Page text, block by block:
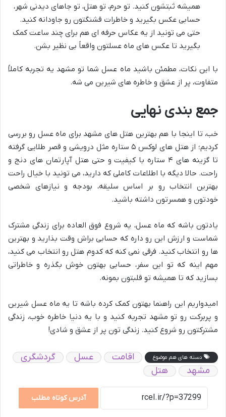
همیشه ثبتشون کنید. تو حرم، تو هتل، تو جاهای دیدنی شهر،
حسابی عکس بگیرید و خاطرات قشنگتون رو جاودانه کنید.
حتی می تونید از یه عکاس حرفه ای هم برای چند ساعت کمک
بگیرید تا عکس های ماه عسلتون واقعاً بی نظیر بشن.
با این نکات، مطمئن باشید ماه عسل شما تو مشهد یه تجربه کاملاً
متفاوت، پر از عشق و خاطره های شیرین می شه.
جمع بندی نهایی
خب، تا اینجا با هم بهترین هتل های مشهد برای ماه عسل رو بررسی
کردیم؛ از هتل های لوکس ۵ ستاره مثل درویشی و قصر طلایی گرفته
تا گزینه های ۴ ستاره با کیفیت و حتی هتل آپارتمان های دنج و
راحت. حالا دیگه با اطلاعات کاملی که دارید، می تونید با خیال راحت
بهترین انتخاب رو بر اساس سلیقه، بودجه و نیازهای شخصی
خودتون و همسرتون داشته باشید.
یادتون باشه که ماه عسل، یه شروع فوق العاده برای زندگی مشترک
شماست و ارزش این رو داره که حسابی براش وقت بذارید و بهترین
ها رو انتخاب کنید. فرقی نمی کنه که کدوم هتل رو انتخاب می کنید،
مهم اینه که تو این سفر، حسابی بهتون خوش بگذره و خاطراتی
بسازید که تا همیشه تو قلبتون بمونه.
امیدواریم این راهنما بهتون کمک کرده باشه تا یه ماه عسل شیرین
و پربرکت رو تو مشهد تجربه کنید و با یه دنیا خاطره خوب، زندگی
مشترکتون رو شروع کنید. زندگی تون پر از عشق و شادی!
دسته های هم موضوع اقامت عسل
گردشگری
مشهد
هتل
آدرس کوتاه مطلب